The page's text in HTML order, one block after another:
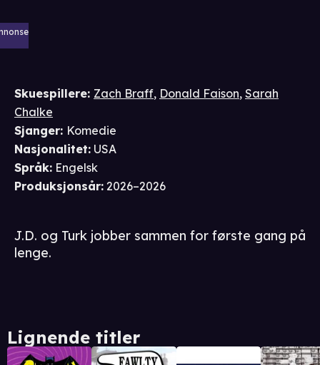
Skuespillere: Zach Braff, Donald Faison, Sarah
Chalke
Sjanger: Komedie
Nasjonalitet: USA
Språk: Engelsk
Produksjonsår: 2026–2026
J.D. og Turk jobber sammen for første gang på
lenge.
Lignende titler